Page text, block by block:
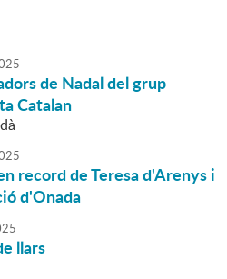
de Nadal del grup
Catalan
record de Teresa d'Arenys i
d'Onada
llars